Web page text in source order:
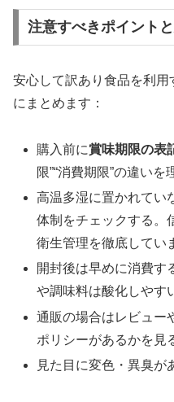
注意すべきポイント
安心して訳あり食品を利
にまとめます：
購入前に賞味期限の表
限”“消費期限”の違いを
高温多湿に置かれてい
体制をチェックする。
衛生管理を徹底してい
開封後は早めに消費す
や調味料は酸化しやす
通販の場合はレビュー
ポリシーがあるかを見
見た目に変色・異臭が